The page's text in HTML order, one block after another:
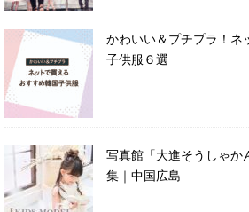
かわいい＆プチプラ！ネ
子供服６選
写真館「大進そうしゃか
集｜中国広島